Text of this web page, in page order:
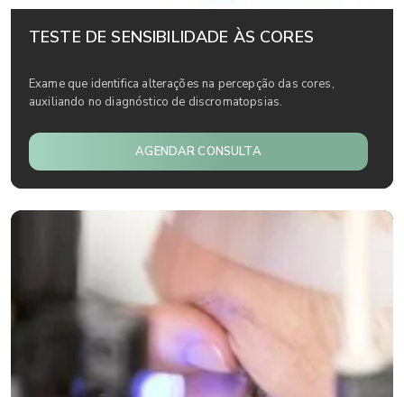
TESTE DE SENSIBILIDADE ÀS CORES
Exame que identifica alterações na percepção das cores,
auxiliando no diagnóstico de discromatopsias.
AGENDAR CONSULTA